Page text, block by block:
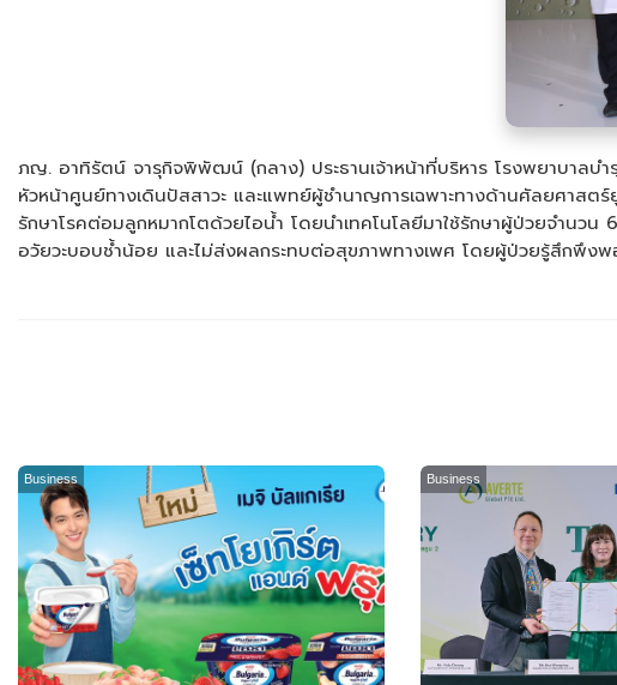
ภญ. อาทิรัตน์ จารุกิจพิพัฒน์ (กลาง) ประธานเจ้าหน้าที่บริหาร โรงพยาบาลบ
หัวหน้าศูนย์ทางเดินปัสสาวะ และแพทย์ผู้ชำนาญการเฉพาะทางด้านศัลยศาสต
รักษาโรคต่อมลูกหมากโตด้วยไอน้ำ โดยนำเทคโนโลยีมาใช้รักษาผู้ป่วยจำนว
อวัยวะบอบช้ำน้อย และไม่ส่งผลกระทบต่อสุขภาพทางเพศ โดยผู้ป่วยรู้สึกพึง
Business Business